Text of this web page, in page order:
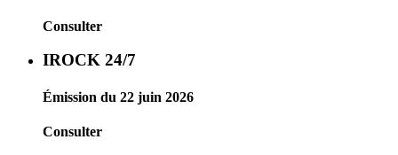
Consulter
IROCK 24/7
Émission du 22 juin 2026
Consulter